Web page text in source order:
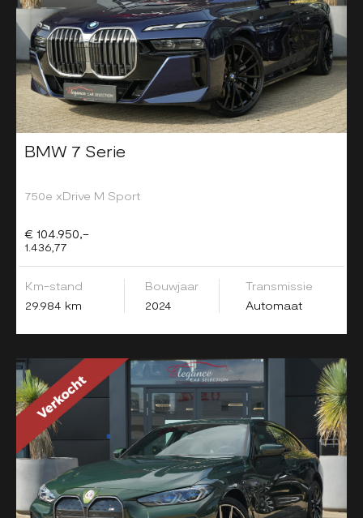
BMW 7 Serie
750e xDrive M Sport
€ 104.950,-
1.436,77
Km-stand
29.984 km
Bouwjaar
2024
Transmissie
Automaat